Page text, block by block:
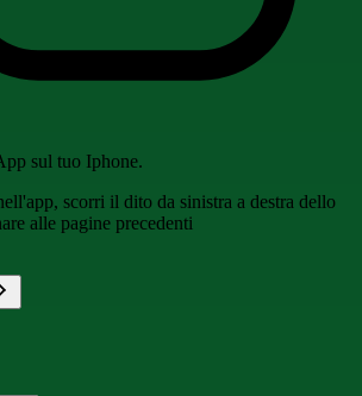
sul tuo Iphone.
scorri il dito da sinistra a destra dello
alle pagine precedenti